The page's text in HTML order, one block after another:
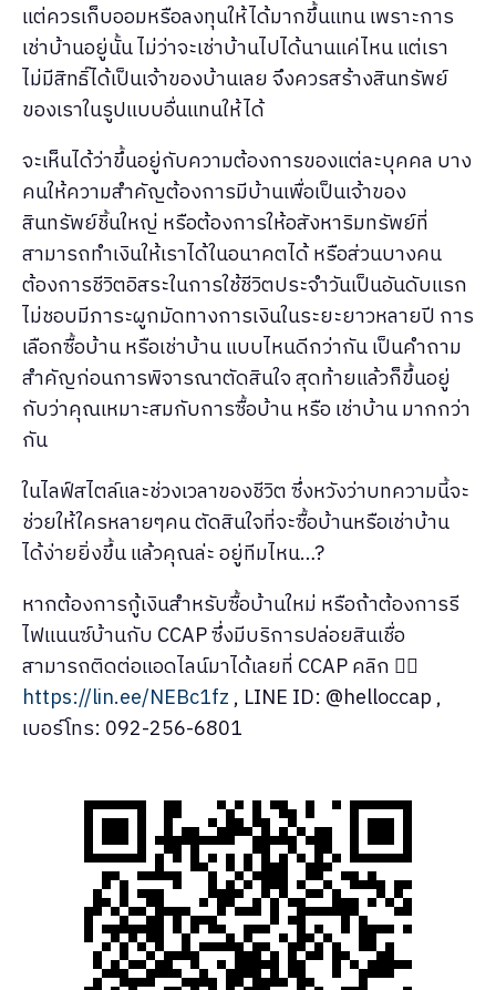
แต่ควรเก็บออมหรือลงทุนให้ได้มากขึ้นแทน เพราะการ
เช่าบ้านอยู่นั้น ไม่ว่าจะเช่าบ้านไปได้นานแค่ไหน แต่เรา
ไม่มีสิทธิ์ได้เป็นเจ้าของบ้านเลย จึงควรสร้างสินทรัพย์
ของเราในรูปแบบอื่นแทนให้ได้
จะเห็นได้ว่าขึ้นอยู่กับความต้องการของแต่ละบุคคล บาง
คนให้ความสำคัญต้องการมีบ้านเพื่อเป็นเจ้าของ
สินทรัพย์ชิ้นใหญ่ หรือต้องการให้อสังหาริมทรัพย์ที่
สามารถทำเงินให้เราได้ในอนาคตได้ หรือส่วนบางคน
ต้องการชีวิตอิสระในการใช้ชีวิตประจำวันเป็นอันดับแรก
ไม่ชอบมีภาระผูกมัดทางการเงินในระยะยาวหลายปี การ
เลือกซื้อบ้าน หรือเช่าบ้าน แบบไหนดีกว่ากัน เป็นคำถาม
สำคัญก่อนการพิจารณาตัดสินใจ สุดท้ายแล้วก็ขึ้นอยู่
กับว่าคุณเหมาะสมกับการซื้อบ้าน หรือ เช่าบ้าน มากกว่า
กัน
ในไลฟ์สไตล์และช่วงเวลาของชีวิต ซึ่งหวังว่าบทความนี้จะ
ช่วยให้ใครหลายๆคน ตัดสินใจที่จะซื้อบ้านหรือเช่าบ้าน
ได้ง่ายยิ่งขึ้น แล้วคุณล่ะ อยู่ทีมไหน…?
หากต้องการกู้เงินสำหรับซื้อบ้านใหม่ หรือถ้าต้องการรี
ไฟแนนซ์บ้านกับ CCAP ซึ่งมีบริการปล่อยสินเชื่อ
สามารถติดต่อแอดไลน์มาได้เลยที่ CCAP คลิก 👉🏻
https://lin.ee/NEBc1fz, LINE ID: @helloccap ,
เบอร์โทร: 092-256-6801